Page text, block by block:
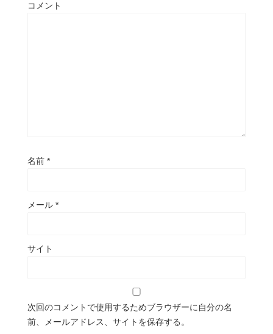
コメント
名前 *
メール *
サイト
次回のコメントで使用するためブラウザーに自分の名
前、メールアドレス、サイトを保存する。